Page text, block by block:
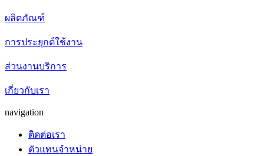
ผลิตภัณฑ์
การประยุกต์ใช้งาน
ส่วนงานบริการ
เกี่ยวกับเรา
navigation
ติดต่อเรา
ตัวแทนจำหน่าย